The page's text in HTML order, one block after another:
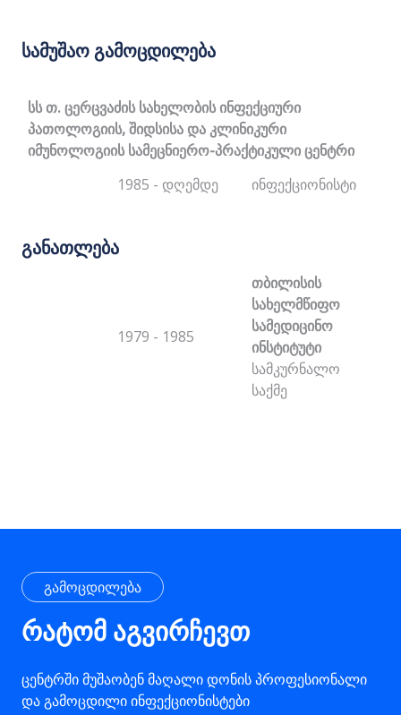
სამუშაო გამოცდილება
სს თ. ცერცვაძის სახელობის ინფექციური
პათოლოგიის, შიდსისა და კლინიკური
იმუნოლოგიის სამეცნიერო-პრაქტიკული ცენტრი
1985 - დღემდე
ინფექციონისტი
განათლება
1979 - 1985
თბილისის
სახელმწიფო
სამედიცინო
ინსტიტუტი
სამკურნალო
საქმე
გამოცდილება
რატომ აგვირჩევთ
ცენტრში მუშაობენ მაღალი დონის პროფესიონალი
და გამოცდილი ინფექციონისტები